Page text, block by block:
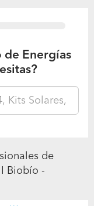
de Energías
de
Biobío -